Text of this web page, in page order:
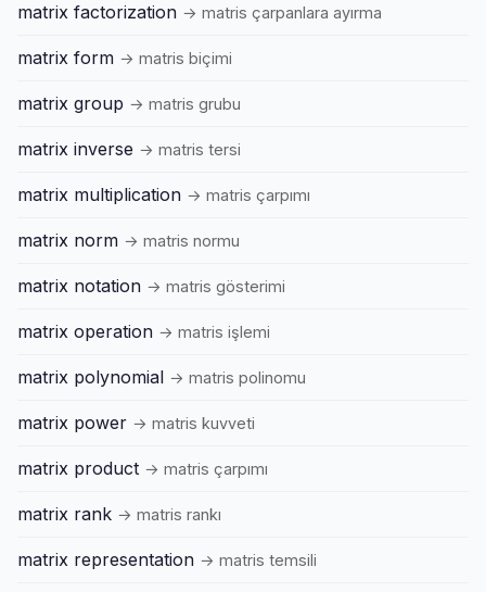
matrix factorization → matris çarpanlara ayırma
matrix form → matris biçimi
matrix group → matris grubu
matrix inverse → matris tersi
matrix multiplication → matris çarpımı
matrix norm → matris normu
matrix notation → matris gösterimi
matrix operation → matris işlemi
matrix polynomial → matris polinomu
matrix power → matris kuvveti
matrix product → matris çarpımı
matrix rank → matris rankı
matrix representation → matris temsili